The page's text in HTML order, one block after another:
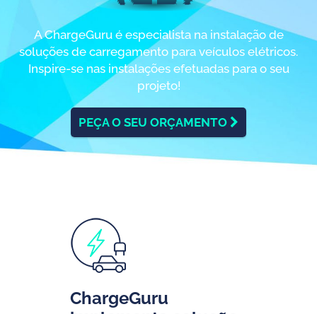
A ChargeGuru é especialista na instalação de
soluções de carregamento para veículos elétricos.
Inspire-se nas instalações efetuadas para o seu
projeto!
PEÇA O SEU ORÇAMENTO
ChargeGuru